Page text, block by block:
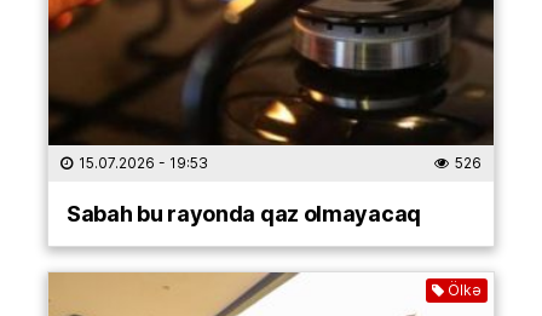
15.07.2026 - 19:53 526
Sabah bu rayonda qaz olmayacaq
Ölkə